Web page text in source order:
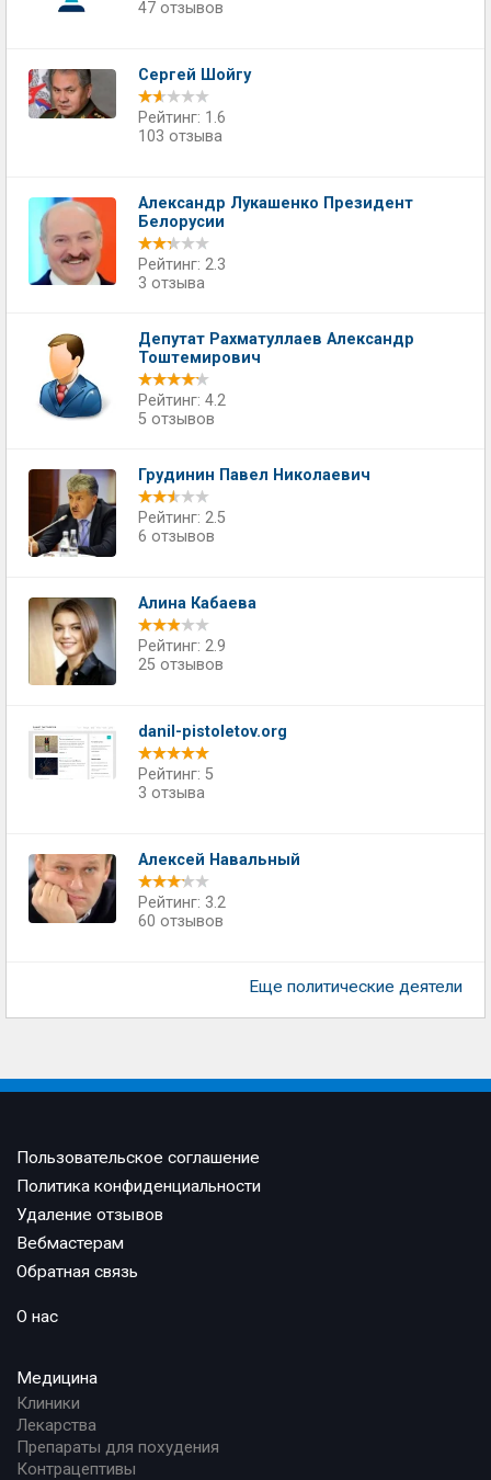
47 отзывов
Сергей Шойгу
Рейтинг: 1.6
103 отзыва
Александр Лукашенко Президент
Белорусии
Рейтинг: 2.3
3 отзыва
Депутат Рахматуллаев Александр
Тоштемирович
Рейтинг: 4.2
5 отзывов
Грудинин Павел Николаевич
Рейтинг: 2.5
6 отзывов
Алина Кабаева
Рейтинг: 2.9
25 отзывов
danil-pistoletov.org
Рейтинг: 5
3 отзыва
Алексей Навальный
Рейтинг: 3.2
60 отзывов
Еще политические деятели
Пользовательское соглашение
Политика конфиденциальности
Удаление отзывов
Вебмастерам
Обратная связь
О нас
Медицина
Клиники
Лекарства
Препараты для похудения
Контрацептивы